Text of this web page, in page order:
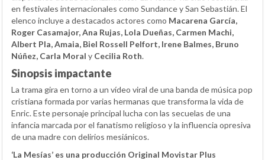
en festivales internacionales como Sundance y San Sebastián. El
elenco incluye a destacados actores como Macarena García,
Roger Casamajor, Ana Rujas, Lola Dueñas, Carmen Machi,
Albert Pla, Amaia, Biel Rossell Pelfort, Irene Balmes, Bruno
Núñez, Carla Moral y Cecilia Roth.
Sinopsis impactante
La trama gira en torno a un vídeo viral de una banda de música pop
cristiana formada por varias hermanas que transforma la vida de
Enric. Este personaje principal lucha con las secuelas de una
infancia marcada por el fanatismo religioso y la influencia opresiva
de una madre con delirios mesiánicos.
‘La Mesías’ es una producción Original Movistar Plus